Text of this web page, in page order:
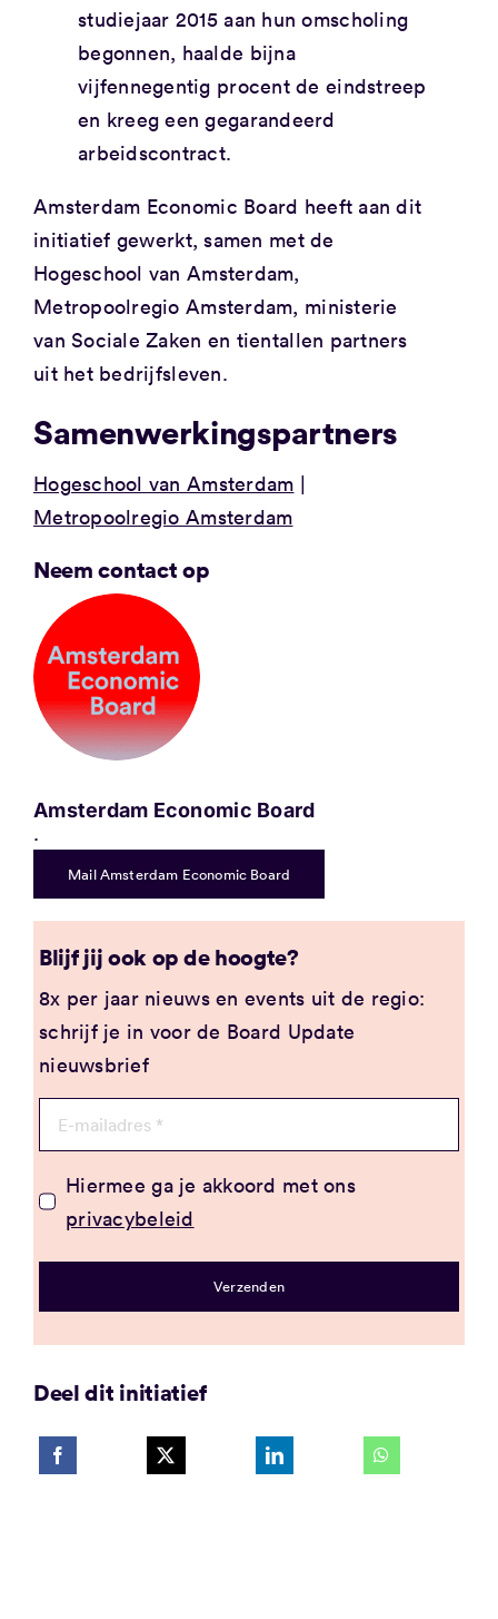
studiejaar 2015 aan hun omscholing
begonnen, haalde bijna
vijfennegentig procent de eindstreep
en kreeg een gegarandeerd
arbeidscontract.
Amsterdam Economic Board heeft aan dit
initiatief gewerkt, samen met de
Hogeschool van Amsterdam,
Metropoolregio Amsterdam, ministerie
van Sociale Zaken en tientallen partners
uit het bedrijfsleven.
Samenwerkingspartners
Hogeschool van Amsterdam
Metropoolregio Amsterdam
Neem contact op
Amsterdam Economic Board
.
Mail Amsterdam Economic Board
Blijf jij ook op de hoogte?
8x per jaar nieuws en events uit de regio:
schrijf je in voor de Board Update
nieuwsbrief
Hiermee ga je akkoord met ons
privacybeleid
Verzenden
Deel dit initiatief